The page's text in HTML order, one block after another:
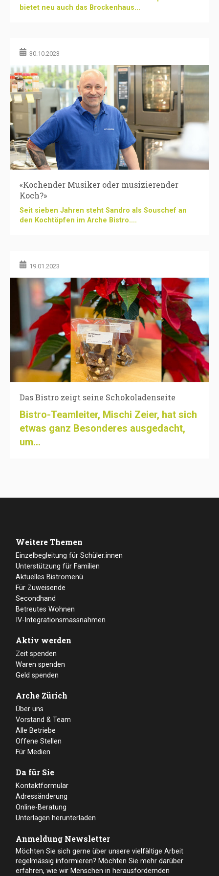
bietet neu auch das Brockenhaus...
30.10.2023
«Kochender Musiker oder musizierender
Koch?»
Seit sieben Jahren steht Sandro als Souschef an
den Kochtöpfen im Arche Bistro....
19.01.2023
Das Bistro zeigt seine Schokoladenseite
Bistro-Teamleiter, Mischi Zeier, hat sich
etwas ganz Besonderes ausgedacht,
um...
Weitere Themen
Einzelbegleitung für Schüler:innen
Unterstützung für Familien
Aktuelles Bistromenü
Für Zuweisende
Secondhand
Betreutes Wohnen
IV-Integrationsmassnahmen
Aktiv werden
Zeit spenden
Waren spenden
Geld spenden
Arche Zürich
Über uns
Vorstand & Team
Alle Betriebe
Offene Stellen
Für Medien
Da für Sie
Kontaktformular
Adressänderung
Online-Beratung
Unterlagen herunterladen
Anmeldung Newsletter
Möchten Sie sich gerne über unsere vielfältige Arbeit
regelmässig informieren? Möchten Sie mehr darüber
erfahren, wie wir Menschen in herausfordernden